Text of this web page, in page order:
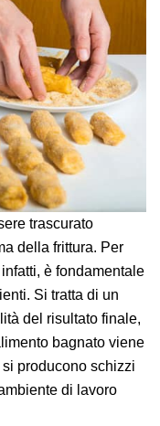
trascurato
della frittura. Per
infatti, è fondamentale
Si tratta di un
del risultato finale,
bagnato viene
producono schizzi
di lavoro